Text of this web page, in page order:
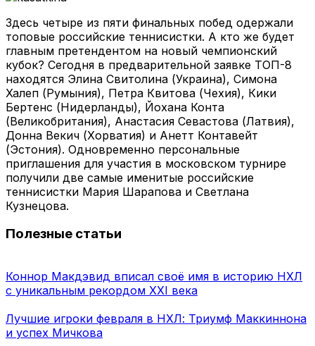
Здесь четыре из пяти финальных побед одержали
топовые российские теннисистки. А кто же будет
главным претендентом на новый чемпионский
кубок? Сегодня в предварительной заявке ТОП-8
находятся Элина Свитолина (Украина), Симона
Халеп (Румыния), Петра Квитова (Чехия), Кики
Бертенс (Нидерланды), Йохана Конта
(Великобритания), Анастасия Севастова (Латвия),
Донна Векич (Хорватия) и Анетт Контавейт
(Эстония). Одновременно персональные
приглашения для участия в московском турнире
получили две самые именитые российские
теннисистки Мария Шарапова и Светлана
Кузнецова.
Полезные статьи
Коннор Макдэвид вписал своё имя в историю НХЛ
с уникальным рекордом XXI века
Лучшие игроки февраля в НХЛ: Триумф Маккиннона
и успех Мичкова